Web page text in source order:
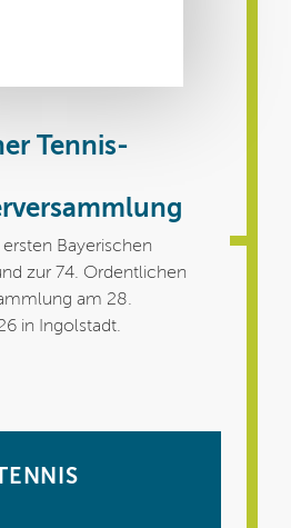
Tennis-
Bayerischen
zur 74. Ordentlichen
am 28.
in Ingolstadt.